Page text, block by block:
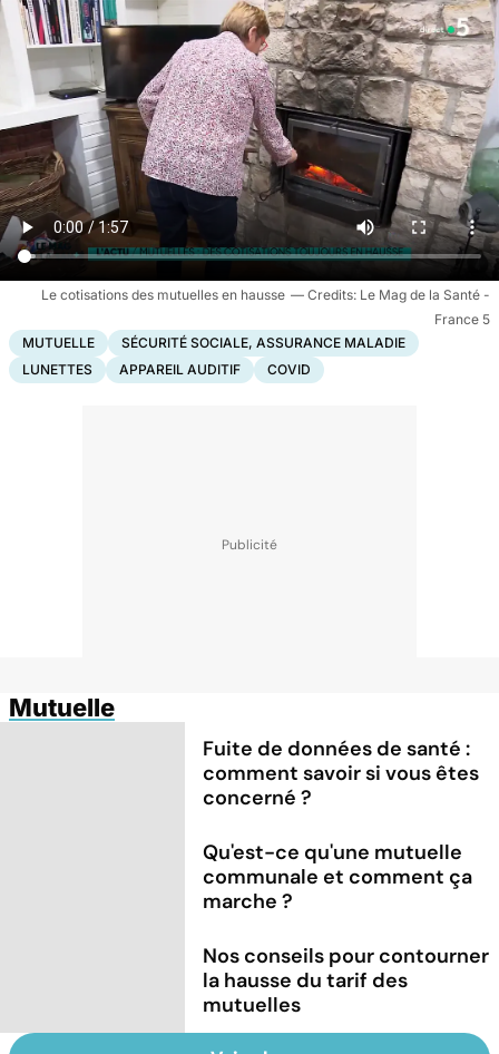
Le cotisations des mutuelles en hausse
Le Mag de la Santé -
France 5
MUTUELLE
SÉCURITÉ SOCIALE, ASSURANCE MALADIE
LUNETTES
APPAREIL AUDITIF COVID
Mutuelle
Fuite de données de santé :
comment savoir si vous êtes
concerné ?
Qu'est-ce qu'une mutuelle
communale et comment ça
marche ?
Nos conseils pour contourner
la hausse du tarif des
mutuelles